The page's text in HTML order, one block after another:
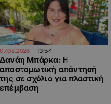
07.08.2026 13:54
Δανάη Μπάρκα: Η
αποστομωτική απάντησή
της σε σχόλιο για πλαστική
επέμβαση